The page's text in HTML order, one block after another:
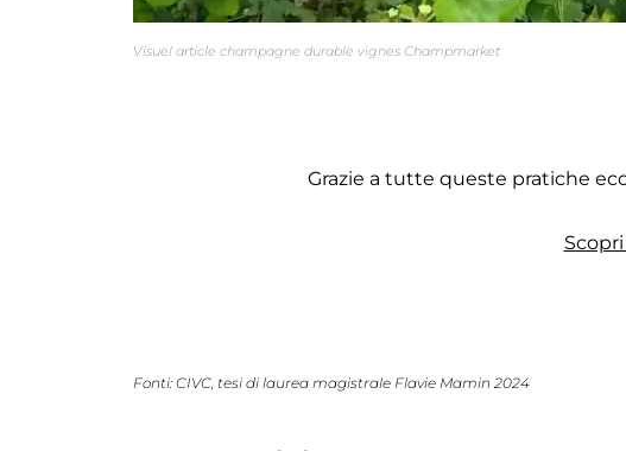
Visuel article champagne durable vignes Champmarket
Grazie a tutte queste pratiche
Fonti: CIVC, tesi di laurea magistrale Flavie Mamin 2024